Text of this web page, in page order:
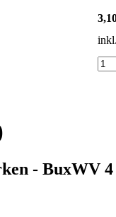
- BuxWV